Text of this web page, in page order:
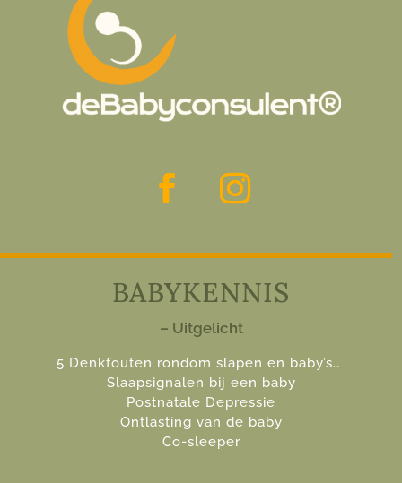
BABYKENNIS
– Uitgelicht
5 Denkfouten rondom slapen en baby’s…
Slaapsignalen bij een baby
Postnatale Depressie
Ontlasting van de baby
Co-sleeper